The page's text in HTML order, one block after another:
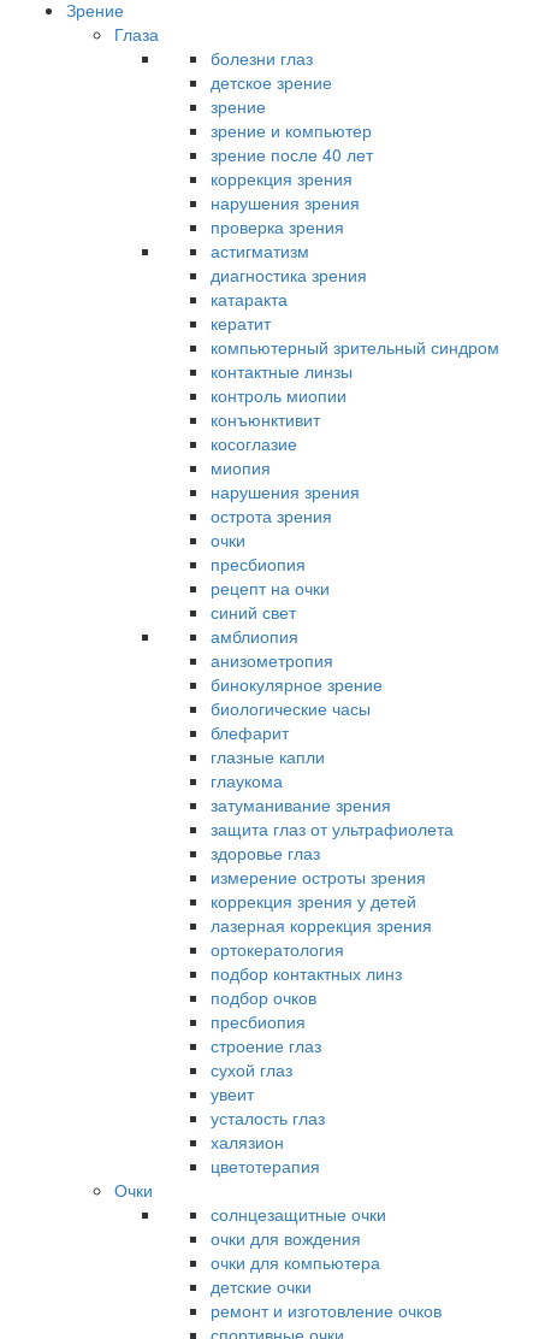
Зрение
Глаза
болезни глаз
детское зрение
зрение
зрение и компьютер
зрение после 40 лет
коррекция зрения
нарушения зрения
проверка зрения
астигматизм
диагностика зрения
катаракта
кератит
компьютерный зрительный синдром
контактные линзы
контроль миопии
конъюнктивит
косоглазие
миопия
нарушения зрения
острота зрения
очки
пресбиопия
рецепт на очки
синий свет
амблиопия
анизометропия
бинокулярное зрение
биологические часы
блефарит
глазные капли
глаукома
затуманивание зрения
защита глаз от ультрафиолета
здоровье глаз
измерение остроты зрения
коррекция зрения у детей
лазерная коррекция зрения
ортокератология
подбор контактных линз
подбор очков
пресбиопия
строение глаз
сухой глаз
увеит
усталость глаз
халязион
цветотерапия
Очки
солнцезащитные очки
очки для вождения
очки для компьютера
детские очки
ремонт и изготовление очков